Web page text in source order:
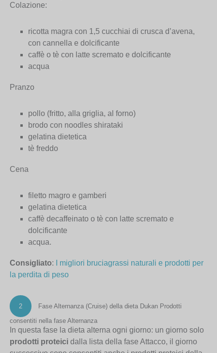
Colazione:
ricotta magra con 1,5 cucchiai di crusca d’avena,
con cannella e dolcificante
caffè o tè con latte scremato e dolcificante
acqua
Pranzo
pollo (fritto, alla griglia, al forno)
brodo con noodles shirataki
gelatina dietetica
tè freddo
Cena
filetto magro e gamberi
gelatina dietetica
caffè decaffeinato o tè con latte scremato e
dolcificante
acqua.
Consigliato:
I migliori bruciagrassi naturali e prodotti per
la perdita di peso
2 Fase Alternanza (Cruise) della dieta Dukan Prodotti
consentiti nella fase Alternanza
In questa fase la dieta alterna ogni giorno: un giorno solo
prodotti proteici dalla lista della fase Attacco, il giorno